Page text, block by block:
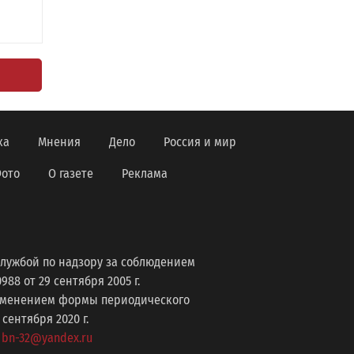
Мнения Дело Россия и мир
О газете Реклама
по надзору за соблюдением
от 29 сентября 2005 г.
формы периодического
2020 г.
32@yandex.ru